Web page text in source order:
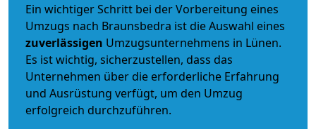
Ein wichtiger Schritt bei der Vorbereitung eines
Umzugs nach Braunsbedra ist die Auswahl eines
zuverlässigen Umzugsunternehmens in Lünen.
Es ist wichtig, sicherzustellen, dass das
Unternehmen über die erforderliche Erfahrung
und Ausrüstung verfügt, um den Umzug
erfolgreich durchzuführen.